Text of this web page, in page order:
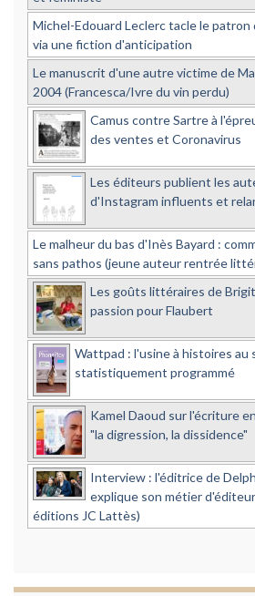
Michel-Edouard Leclerc tacle le patron
via une fiction d'anticipation
Le manuscrit d'une autre victime de
2004 (Francesca/Ivre du vin perdu)
Camus contre Sartre à
des ventes et Coronavirus
Les éditeurs publient les
d'Instagram influents et
Le malheur du bas d'Inès Bayard :
sans pathos (jeune auteur rentrée
Les goûts littéraires de
passion pour Flaubert
Wattpad : l'usine à histoires au
statistiquement programmé
Kamel Daoud sur l'écriture
"la digression, la dissidence"
Interview : l'éditrice de
explique son métier
éditions JC Lattès)